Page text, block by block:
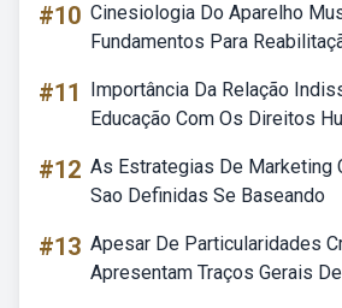
#10 Cinesiologia Do Aparelho
Fundamentos Para
#11
Importância Da Relação
Educação Com Os Direitos
#12 As Estrategias De Marketing
Sao Definidas Se Baseando
#13 Apesar De Particularidades
Apresentam Traços Gerais